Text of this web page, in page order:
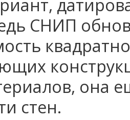
СНИП
она
стен.